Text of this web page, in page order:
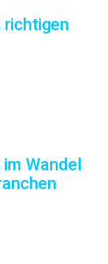
richtigen
Wandel